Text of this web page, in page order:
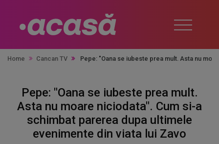
Home Cancan TV Pepe: "Oana se iubeste prea mult. Asta nu
Pepe: "Oana se iubeste prea mult.
Asta nu moare niciodata". Cum si-a
schimbat parerea dupa ultimele
evenimente din viata lui Zavo